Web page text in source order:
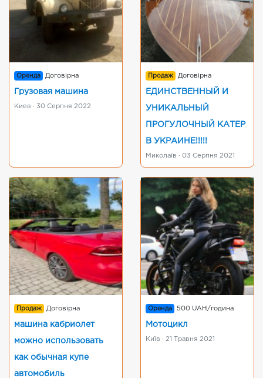
Оренда Договірна
Грузовая машина
Киев · 30 Серпня 2022
Продаж Договірна
ЕДИНСТВЕННЫЙ И
УНИКАЛЬНЫЙ
ПРОГУЛОЧНЫЙ КАТЕР
В УКРАИНЕ!!!!!
Миколаїв · 03 Серпня 2021
Продаж Договірна
машина кабриолет
можно использовать
как обычная купе
автомобиль
Оренда 500 UAH/година
Мотоцикл
Київ · 21 Травня 2021